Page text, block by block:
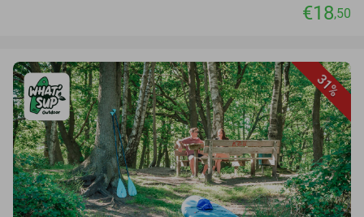
€18,50
31%